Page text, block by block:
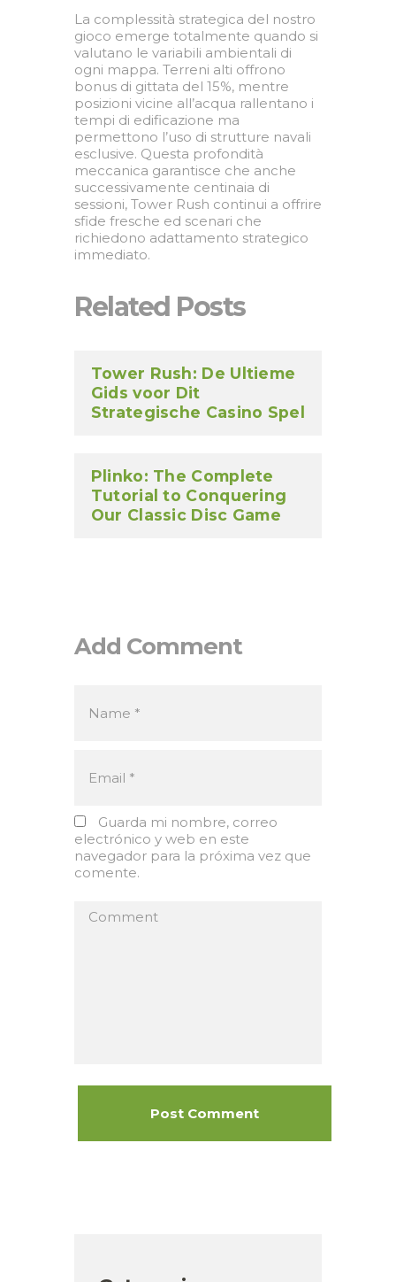
La complessità strategica del nostro
gioco emerge totalmente quando si
valutano le variabili ambientali di
ogni mappa. Terreni alti offrono
bonus di gittata del 15%, mentre
posizioni vicine all’acqua rallentano i
tempi di edificazione ma
permettono l’uso di strutture navali
esclusive. Questa profondità
meccanica garantisce che anche
successivamente centinaia di
sessioni, Tower Rush continui a offrire
sfide fresche ed scenari che
richiedono adattamento strategico
immediato.
Related Posts
Tower Rush: De Ultieme
Gids voor Dit
Strategische Casino Spel
Plinko: The Complete
Tutorial to Conquering
Our Classic Disc Game
Add Comment
Guarda mi nombre, correo
electrónico y web en este
navegador para la próxima vez que
comente.